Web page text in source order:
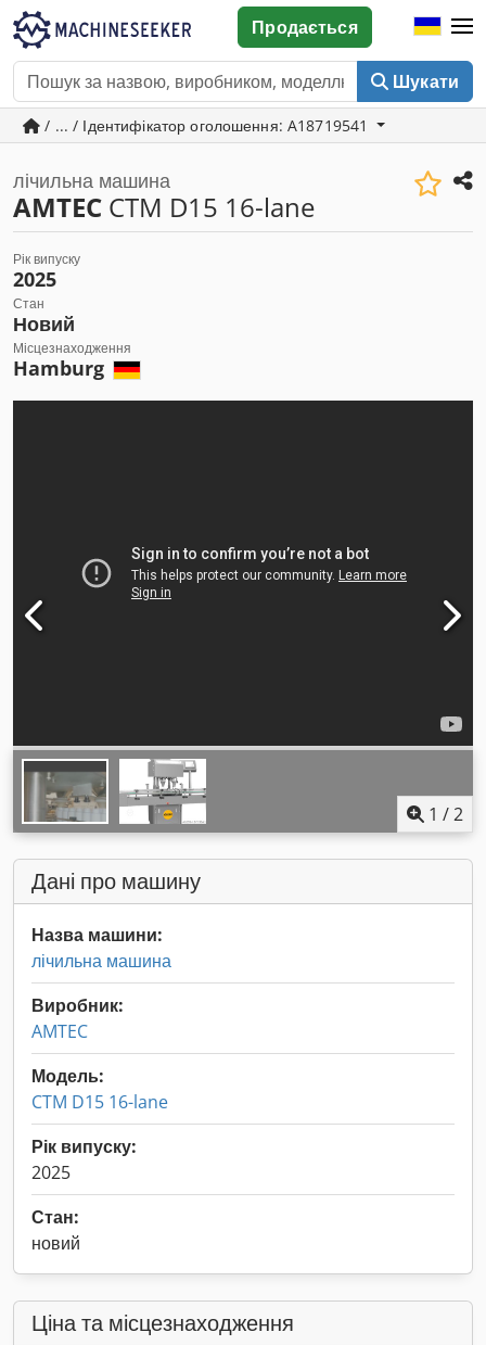
Шукати
Продається
/ ... / Ідентифікатор оголошення: A18719541
лічильна машина
AMTEC CTM D15 16-lane
Рік випуску
2025
Стан
Новий
Місцезнаходження
Hamburg
1 /2
Дані про машину
Назва машини:
лічильна машина
Виробник:
AMTEC
Модель:
CTM D15 16-lane
Рік випуску:
2025
Стан:
новий
Ціна та місцезнаходження